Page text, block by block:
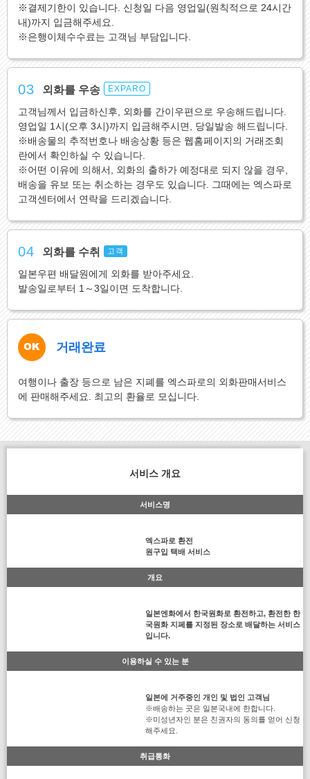
※결제기한이 있습니다. 신청일 다음 영업일(원칙적으로 24시간
내)까지 입금해주세요.
※은행이체수수료는 고객님 부담입니다.
03 외화를 우송 EXPARO
고객님께서 입금하신후, 외화를 간이우편으로 우송해드립니다.
영업일 1시(오후 3시)까지 입금해주시면, 당일발송 해드립니다.
※배송물의 추적번호나 배송상황 등은 웹홈페이지의 거래조회
란에서 확인하실 수 있습니다.
※어떤 이유에 의해서, 외화의 출하가 예정대로 되지 않을 경우,
배송을 유보 또는 취소하는 경우도 있습니다. 그때에는 엑스파로
고객센터에서 연락을 드리겠습니다.
04 외화를 수취 고객
일본우편 배달원에게 외화를 받아주세요.
발송일로부터 1～3일이면 도착합니다.
거래완료
여행이나 출장 등으로 남은 지폐를 엑스파로의 외화판매서비스
에 판매해주세요. 최고의 환율로 모십니다.
서비스 개요
서비스명
엑스파로 환전
원구입 택배 서비스
개요
일본엔화에서 한국원화로 환전하고, 환전한 한
국원화 지페를 지정된 장소로 배달하는 서비스
입니다.
이용하실 수 있는 분
일본에 거주중인 개인 및 법인 고객님
※배송하는 곳은 일본국내에 한합니다.
※미성년자인 분은 친권자의 동의를 얻어 신청
해주세요.
취급통화